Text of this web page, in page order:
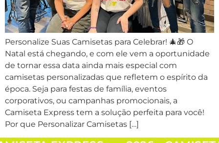
Personalize Suas Camisetas para Celebrar! 🎄🎁 O
Natal está chegando, e com ele vem a oportunidade
de tornar essa data ainda mais especial com
camisetas personalizadas que refletem o espírito da
época. Seja para festas de família, eventos
corporativos, ou campanhas promocionais, a
Camiseta Express tem a solução perfeita para você!
Por que Personalizar Camisetas […]